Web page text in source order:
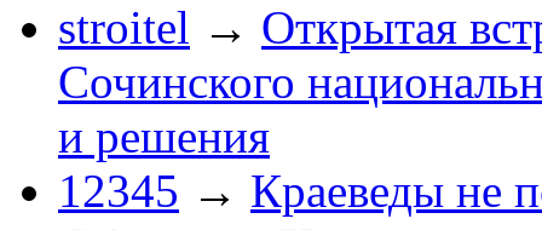
stroitel → Открытая
Сочинского
и решения
12345 → Краеведы не